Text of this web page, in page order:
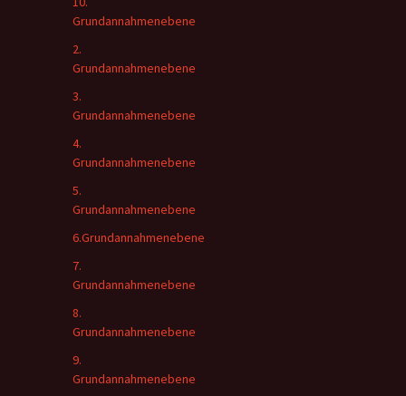
Grundannahmenebene
2.
Grundannahmenebene
3.
Grundannahmenebene
4.
Grundannahmenebene
5.
Grundannahmenebene
6.Grundannahmenebene
7.
Grundannahmenebene
8.
Grundannahmenebene
9.
Grundannahmenebene